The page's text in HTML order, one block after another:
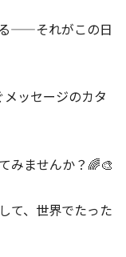
——それがこの日
ッセージのカタ
みませんか？🌈🎨
て、世界でたった